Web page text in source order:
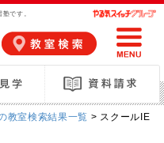
です。
教室検索結果一覧 > スクールIE